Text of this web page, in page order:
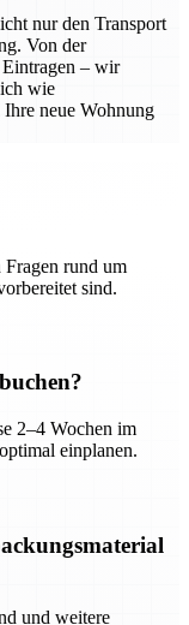
nur den Transport
Von der
– wir
wie
neue Wohnung
rund um
sind.
2–4 Wochen im
einplanen.
und weitere